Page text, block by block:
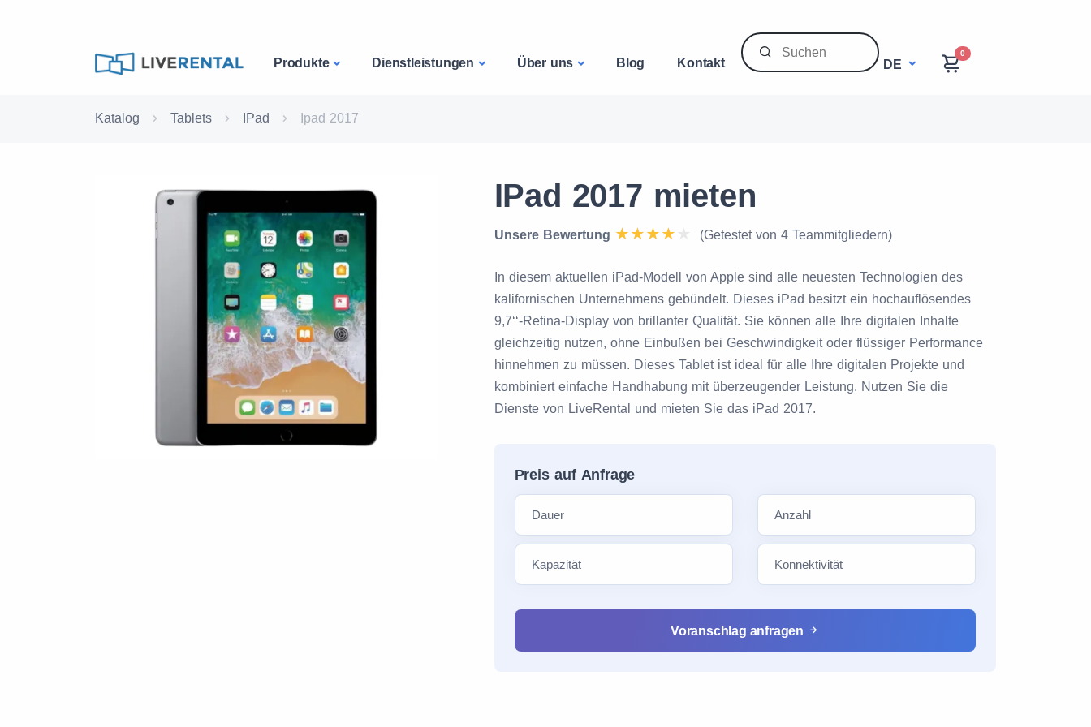
Produkte Dienstleistungen Über uns Blog Kontakt DE
0
Katalog Tablets IPad Ipad 2017
IPad 2017 mieten
Unsere Bewertung (Getestet von 4 Teammitgliedern)
In diesem aktuellen iPad-Modell von Apple sind alle neuesten Technologien des
kalifornischen Unternehmens gebündelt. Dieses iPad besitzt ein hochauflösendes
9,7‘‘-Retina-Display von brillanter Qualität. Sie können alle Ihre digitalen Inhalte
gleichzeitig nutzen, ohne Einbußen bei Geschwindigkeit oder flüssiger Performance
hinnehmen zu müssen. Dieses Tablet ist ideal für alle Ihre digitalen Projekte und
kombiniert einfache Handhabung mit überzeugender Leistung. Nutzen Sie die
Dienste von LiveRental und mieten Sie das iPad 2017.
Preis auf Anfrage
Voranschlag anfragen